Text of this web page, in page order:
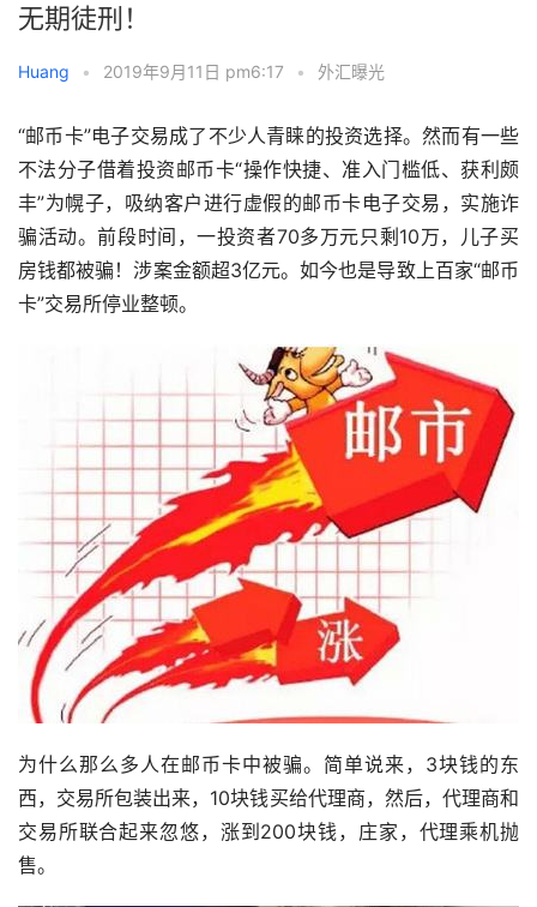
无期徒刑！
Huang • 2019年9月11日 pm6:17 • 外汇曝光
“邮币卡”电子交易成了不少人青睐的投资选择。然而有一些
不法分子借着投资邮币卡“操作快捷、准入门槛低、获利颇
丰”为幌子，吸纳客户进行虚假的邮币卡电子交易，实施诈
骗活动。前段时间，一投资者70多万元只剩10万，儿子买
房钱都被骗！涉案金额超3亿元。如今也是导致上百家“邮币
卡”交易所停业整顿。
为什么那么多人在邮币卡中被骗。简单说来，3块钱的东
西，交易所包装出来，10块钱买给代理商，然后，代理商和
交易所联合起来忽悠，涨到200块钱，庄家，代理乘机抛
售。